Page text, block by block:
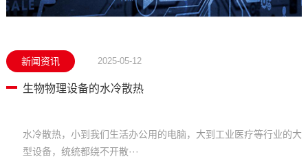
新闻资讯 2025-05-12
生物物理设备的水冷散热
水冷散热，小到我们生活办公用的电脑，大到工业医疗等行业的大
型设备，统统都绕不开散···